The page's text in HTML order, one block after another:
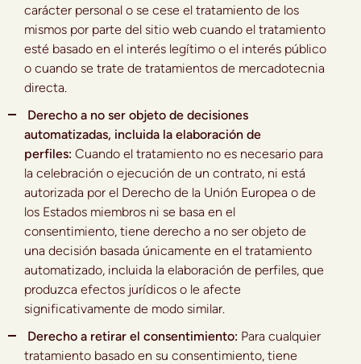
carácter personal o se cese el tratamiento de los
mismos por parte del sitio web cuando el tratamiento
esté basado en el interés legítimo o el interés público
o cuando se trate de tratamientos de mercadotecnia
directa.
Derecho a no ser objeto de decisiones
automatizadas, incluida la elaboración de
perfiles: Cuando el tratamiento no es necesario para
la celebración o ejecución de un contrato, ni está
autorizada por el Derecho de la Unión Europea o de
los Estados miembros ni se basa en el
consentimiento, tiene derecho a no ser objeto de
una decisión basada únicamente en el tratamiento
automatizado, incluida la elaboración de perfiles, que
produzca efectos jurídicos o le afecte
significativamente de modo similar.
Derecho a retirar el consentimiento: Para cualquier
tratamiento basado en su consentimiento, tiene